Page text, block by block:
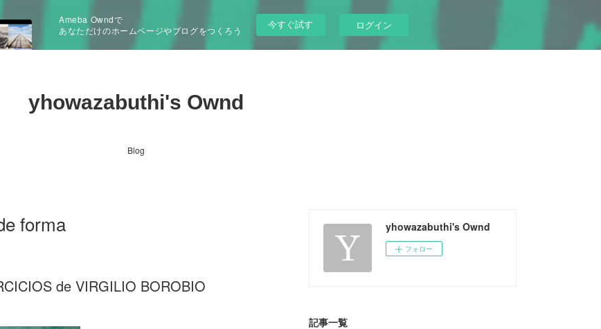
Ameba Owndで
あなただけのホームページやブログをつくろう
今すぐ試す ログイン
yhowazabuthi's Ownd
Blog
forma
de VIRGILIO BOROBIO
yhowazabuthi's Ownd
フォロー
記事一覧